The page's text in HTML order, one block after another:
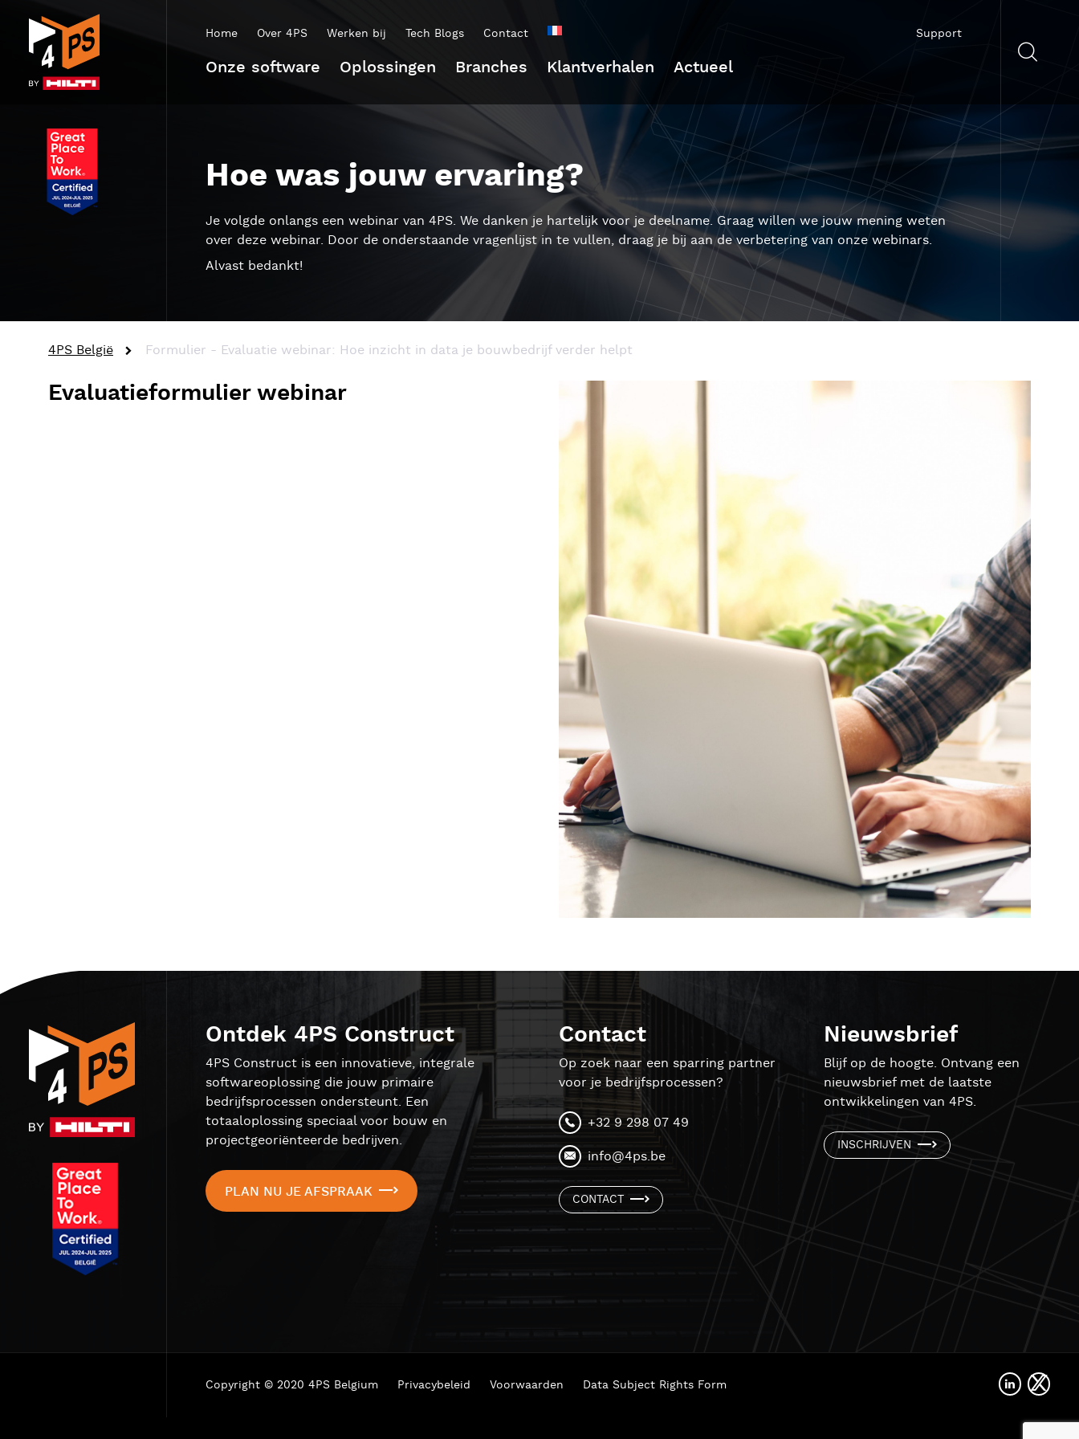
Home Over 4PS Werken bij Tech Blogs Contact
Onze software Oplossingen Branches Klantverhalen Actueel
Support
Hoe was jouw ervaring?
Je volgde onlangs een webinar van 4PS. We danken je hartelijk voor je deelname. Graag willen we jouw mening weten
over deze webinar. Door de onderstaande vragenlijst in te vullen, draag je bij aan de verbetering van onze webinars.
Alvast bedankt!
4PS België Formulier - Evaluatie webinar: Hoe inzicht in data je bouwbedrijf verder helpt
Evaluatieformulier webinar
Ontdek 4PS Construct
4PS Construct is een innovatieve, integrale
softwareoplossing die jouw primaire
bedrijfsprocessen ondersteunt. Een
totaaloplossing speciaal voor bouw en
projectgeoriënteerde bedrijven.
PLAN NU JE AFSPRAAK
Contact
Op zoek naar een sparring partner
voor je bedrijfsprocessen?
+32 9 298 07 49
info@4ps.be
CONTACT
Nieuwsbrief
Blijf op de hoogte. Ontvang een
nieuwsbrief met de laatste
ontwikkelingen van 4PS.
INSCHRIJVEN
Copyright © 2020 4PS Belgium Privacybeleid Voorwaarden Data Subject Rights Form